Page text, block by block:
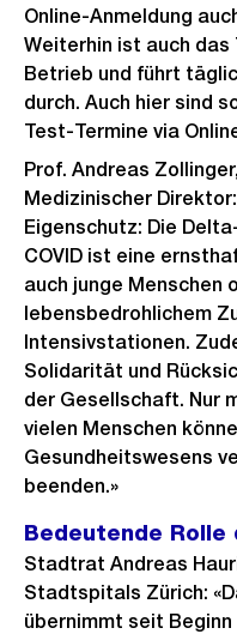
Online-Anmeldung
Weiterhin ist auch das
Betrieb und führt
durch. Auch hier sind
Test-Termine via
Prof. Andreas
Medizinischer
Eigenschutz: Die
COVID ist eine
auch junge Menschen
lebensbedrohlichem
Intensivstationen.
Solidarität und
der Gesellschaft. Nur
vielen Menschen
Gesundheitswesens
beenden.»
Bedeutende
Stadtrat Andreas
Stadtspitals Zürich:
übernimmt seit